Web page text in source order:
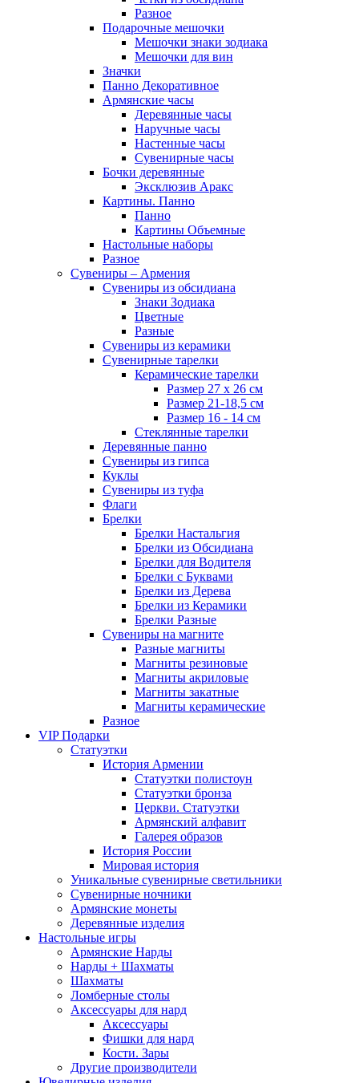
Разное
Подарочные мешочки
Мешочки знаки зодиака
Мешочки для вин
Значки
Панно Декоративное
Армянские часы
Деревянные часы
Наручные часы
Настенные часы
Сувенирные часы
Бочки деревянные
Эксклюзив Аракс
Картины. Панно
Панно
Картины Объемные
Настольные наборы
Разное
Сувениры – Армения
Сувениры из обсидиана
Знаки Зодиака
Цветные
Разные
Сувениры из керамики
Сувенирные тарелки
Керамические тарелки
Размер 27 х 26 см
Размер 21-18,5 см
Размер 16 - 14 см
Стеклянные тарелки
Деревянные панно
Сувениры из гипса
Куклы
Сувениры из туфа
Флаги
Брелки
Брелки Настальгия
Брелки из Обсидиана
Брелки для Водителя
Брелки с Буквами
Брелки из Дерева
Брелки из Керамики
Брелки Разные
Сувениры на магните
Разные магниты
Магниты резиновые
Магниты акриловые
Магниты закатные
Магниты керамические
Разное
VIP Подарки
Статуэтки
История Армении
Статуэтки полистоун
Статуэтки бронза
Церкви. Статуэтки
Армянский алфавит
Галерея образов
История России
Мировая история
Уникальные сувенирные светильники
Сувенирные ночники
Армянские монеты
Деревянные изделия
Настольные игры
Армянские Нарды
Нарды + Шахматы
Шахматы
Ломберные столы
Аксессуары для нард
Аксессуары
Фишки для нард
Кости. Зары
Другие производители